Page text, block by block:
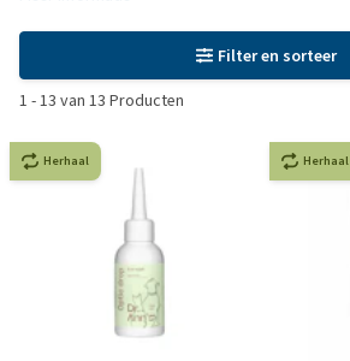
Filter en sorteer
1 -13 van 13 Producten
Herhaal Herhaal